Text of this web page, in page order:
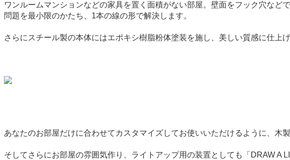
ワンルームマンションなどの家具を置く面積がない部屋。壁面をフック穴な
問題を最小限のかたち、1本の線の形で解決します。
さらにスチール製の本体にはエポキシ樹脂粉体塗装を施し、美しい質感に仕上
あなたのお部屋だけに合わせてカスタマイズしてお使いいただけるように、木
そしてさらにお部屋の雰囲気作り、ライトアップ用の装置としても「DRAW A